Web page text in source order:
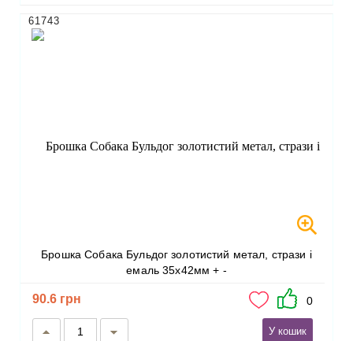
Брошка Собака Бульдог золотистий метал, стрази і
емаль 35х42мм + -
61743
90.6 грн 0
У кошик